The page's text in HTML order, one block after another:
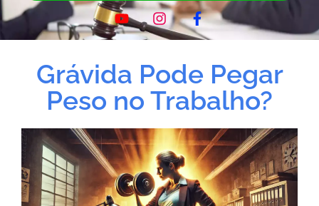
Grávida Pode Pegar
Peso no Trabalho?